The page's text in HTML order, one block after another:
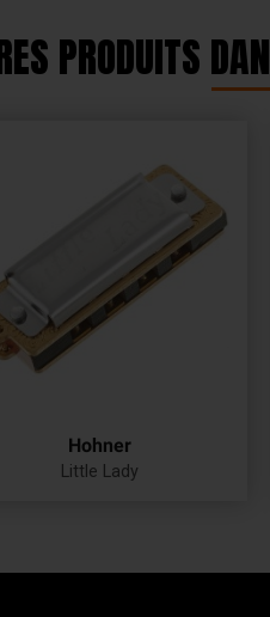
PRODUITS
Hohner
Little Lady